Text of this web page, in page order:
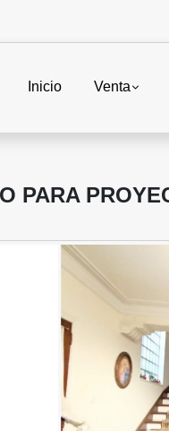
Inicio Venta
PARA